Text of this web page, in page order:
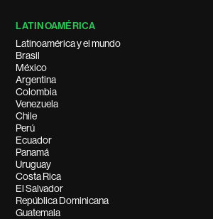
LATINOAMÉRICA
Latinoamérica y el mundo
Brasil
México
Argentina
Colombia
Venezuela
Chile
Perú
Ecuador
Panamá
Uruguay
Costa Rica
El Salvador
República Dominicana
Guatemala